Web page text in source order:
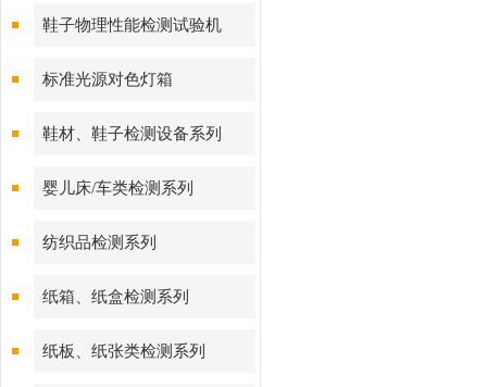
鞋子物理性能检测试验机
标准光源对色灯箱
鞋材、鞋子检测设备系列
婴儿床/车类检测系列
纺织品检测系列
纸箱、纸盒检测系列
纸板、纸张类检测系列